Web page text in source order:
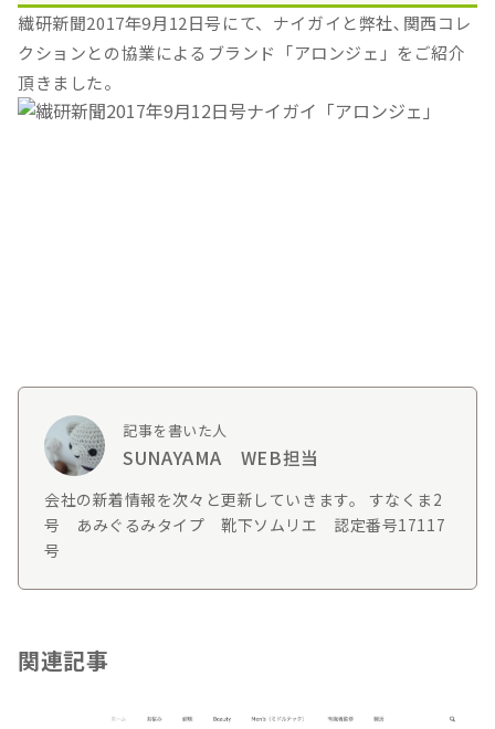
繊研新聞2017年9月12日号にて、ナイガイと弊社､関西コレ
クションとの協業によるブランド「アロンジェ」をご紹介
頂きました。
記事を書いた人
SUNAYAMA WEB担当
会社の新着情報を次々と更新していきます。 すなくま2
号 あみぐるみタイプ 靴下ソムリエ 認定番号17117
号
関連記事